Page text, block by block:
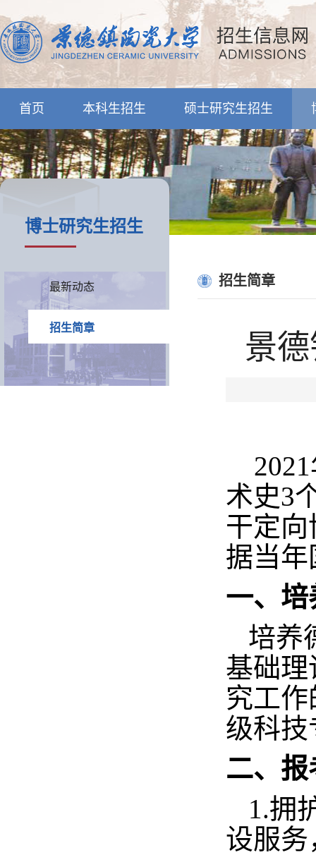
首页 本科生招生 硕士研究生招生
博士研究生招生
最新动态
招生简章
招生简章
景
2021
术史3
干定
据当
一、
培养
基础
究工
级科技
二、
1.拥
设服